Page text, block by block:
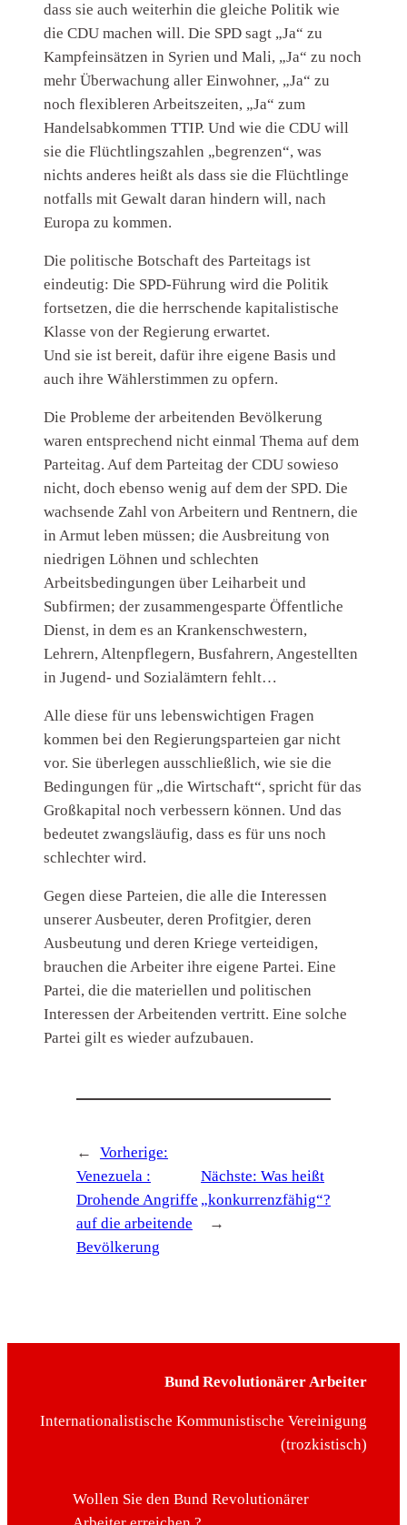
dass sie auch weiterhin die gleiche Politik wie
die CDU machen will. Die SPD sagt „Ja“ zu
Kampfeinsätzen in Syrien und Mali, „Ja“ zu noch
mehr Überwachung aller Einwohner, „Ja“ zu
noch flexibleren Arbeitszeiten, „Ja“ zum
Handelsabkommen TTIP. Und wie die CDU will
sie die Flüchtlingszahlen „begrenzen“, was
nichts anderes heißt als dass sie die Flüchtlinge
notfalls mit Gewalt daran hindern will, nach
Europa zu kommen.
Die politische Botschaft des Parteitags ist
eindeutig: Die SPD-Führung wird die Politik
fortsetzen, die die herrschende kapitalistische
Klasse von der Regierung erwartet.
Und sie ist bereit, dafür ihre eigene Basis und
auch ihre Wählerstimmen zu opfern.
Die Probleme der arbeitenden Bevölkerung
waren entsprechend nicht einmal Thema auf dem
Parteitag. Auf dem Parteitag der CDU sowieso
nicht, doch ebenso wenig auf dem der SPD. Die
wachsende Zahl von Arbeitern und Rentnern, die
in Armut leben müssen; die Ausbreitung von
niedrigen Löhnen und schlechten
Arbeitsbedingungen über Leiharbeit und
Subfirmen; der zusammengesparte Öffentliche
Dienst, in dem es an Krankenschwestern,
Lehrern, Altenpflegern, Busfahrern, Angestellten
in Jugend- und Sozialämtern fehlt…
Alle diese für uns lebenswichtigen Fragen
kommen bei den Regierungsparteien gar nicht
vor. Sie überlegen ausschließlich, wie sie die
Bedingungen für „die Wirtschaft“, spricht für das
Großkapital noch verbessern können. Und das
bedeutet zwangsläufig, dass es für uns noch
schlechter wird.
Gegen diese Parteien, die alle die Interessen
unserer Ausbeuter, deren Profitgier, deren
Ausbeutung und deren Kriege verteidigen,
brauchen die Arbeiter ihre eigene Partei. Eine
Partei, die die materiellen und politischen
Interessen der Arbeitenden vertritt. Eine solche
Partei gilt es wieder aufzubauen.
←
Vorherige:
Venezuela :
Drohende Angriffe
auf die arbeitende
Bevölkerung
Nächste:Was heißt
„konkurrenzfähig“?
→
Bund Revolutionärer Arbeiter
Internationalistische Kommunistische Vereinigung
(trozkistisch)
Wollen Sie den Bund Revolutionärer